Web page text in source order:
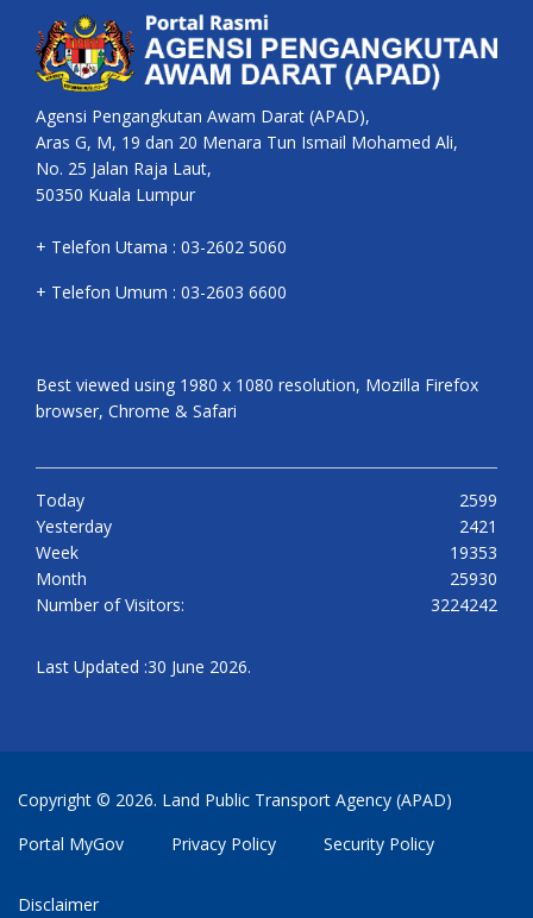
Agensi Pengangkutan Awam Darat (APAD),
Aras G, M, 19 dan 20 Menara Tun Ismail Mohamed Ali,
No. 25 Jalan Raja Laut,
50350 Kuala Lumpur
+ Telefon Utama : 03-2602 5060
+ Telefon Umum : 03-2603 6600
Best viewed using 1980 x 1080 resolution, Mozilla Firefox
browser, Chrome & Safari
Today
2599
Yesterday
2421
Week
19353
Month
25930
Number of Visitors:
3224242
Last Updated :30 June 2026.
Copyright © 2026. Land Public Transport Agency (APAD)
Portal MyGov
Privacy Policy Security Policy
Disclaimer